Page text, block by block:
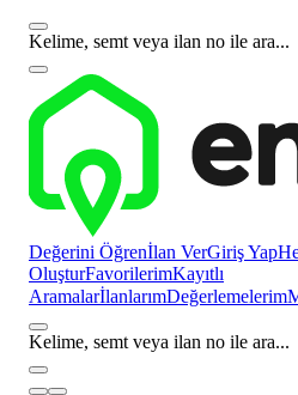
Kelime, semt veya ilan no ile ara...
Değerini Öğrenİlan VerGiriş Yap
OluşturFavorilerimKayıtlı
AramalarİlanlarımDeğerlemelerim
Kelime, semt veya ilan no ile ara...